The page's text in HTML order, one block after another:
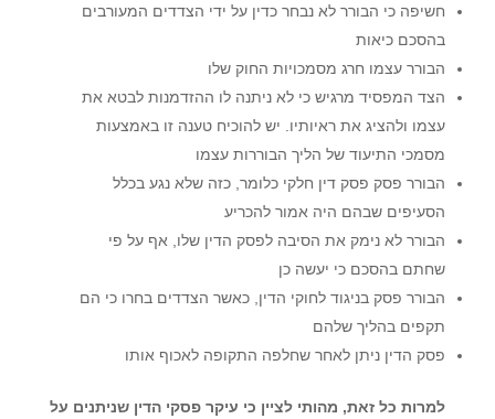
חשיפה כי הבורר לא נבחר כדין על ידי הצדדים המעורבים
בהסכם כיאות
הבורר עצמו חרג מסמכויות החוק שלו
הצד המפסיד מרגיש כי לא ניתנה לו ההזדמנות לבטא את
עצמו ולהציג את ראיותיו. יש להוכיח טענה זו באמצעות
מסמכי התיעוד של הליך הבוררות עצמו
הבורר פסק פסק דין חלקי כלומר, כזה שלא נגע בכלל
הסעיפים שבהם היה אמור להכריע
הבורר לא נימק את הסיבה לפסק הדין שלו, אף על פי
שחתם בהסכם כי יעשה כן
הבורר פסק בניגוד לחוקי הדין, כאשר הצדדים בחרו כי הם
תקפים בהליך שלהם
פסק הדין ניתן לאחר שחלפה התקופה לאכוף אותו
למרות כל זאת, מהותי לציין כי עיקר פסקי הדין שניתנים על